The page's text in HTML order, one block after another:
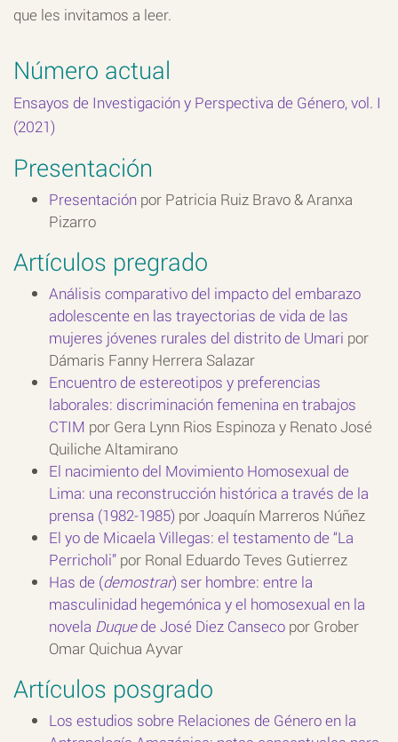
que les invitamos a leer.
Número actual
Ensayos de Investigación y Perspectiva de Género, vol. I
(2021)
Presentación
Presentación por Patricia Ruiz Bravo & Aranxa
Pizarro
Artículos pregrado
Análisis comparativo del impacto del embarazo
adolescente en las trayectorias de vida de las
mujeres jóvenes rurales del distrito de Umari por
Dámaris Fanny Herrera Salazar
Encuentro de estereotipos y preferencias
laborales: discriminación femenina en trabajos
CTIM por Gera Lynn Rios Espinoza y Renato José
Quiliche Altamirano
El nacimiento del Movimiento Homosexual de
Lima: una reconstrucción histórica a través de la
prensa (1982-1985) por Joaquín Marreros Núñez
El yo de Micaela Villegas: el testamento de “La
Perricholi” por Ronal Eduardo Teves Gutierrez
Has de (demostrar) ser hombre: entre la
masculinidad hegemónica y el homosexual en la
novela Duquede José Diez Canseco por Grober
Omar Quichua Ayvar
Artículos posgrado
Los estudios sobre Relaciones de Género en la